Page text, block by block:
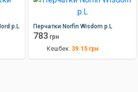
р.L Перчатки Norfin Wisdom р.L
783 грн
Кешбек 39.15 грн